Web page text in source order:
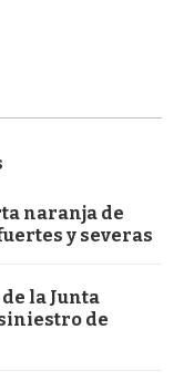
naranja de
y severas
la Junta
de